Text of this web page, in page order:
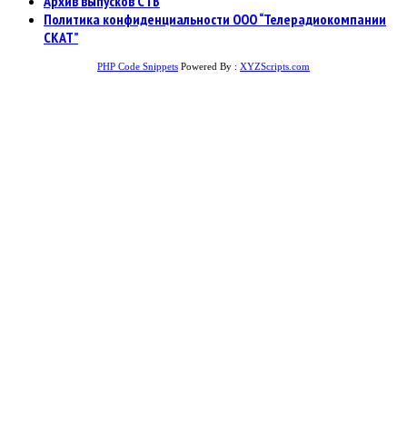
Политика конфиденциальности ООО “Телерадиокомпании
СКАТ”
PHP Code Snippets Powered By : XYZScripts.com